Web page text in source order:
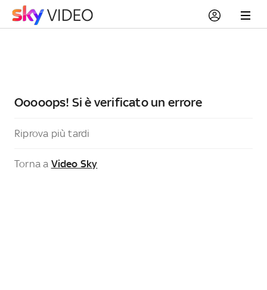
Ooooops! Si è verificato un errore
Riprova più tardi
Torna a Video Sky